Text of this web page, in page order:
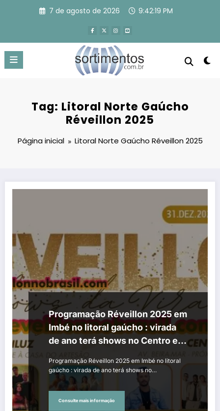
7 de agosto de 2026 9:42:20 PM
Tag: Litoral Norte Gaúcho
Réveillon 2025
Página inicial Litoral Norte Gaúcho Réveillon 2025
Programação Réveillon 2025 em
Imbé no litoral gaúcho : virada
de ano terá shows no Centro e
Programação Réveillon 2025 em Imbé no litoral
gaúcho : virada de ano terá shows no…
Consulte mais informação